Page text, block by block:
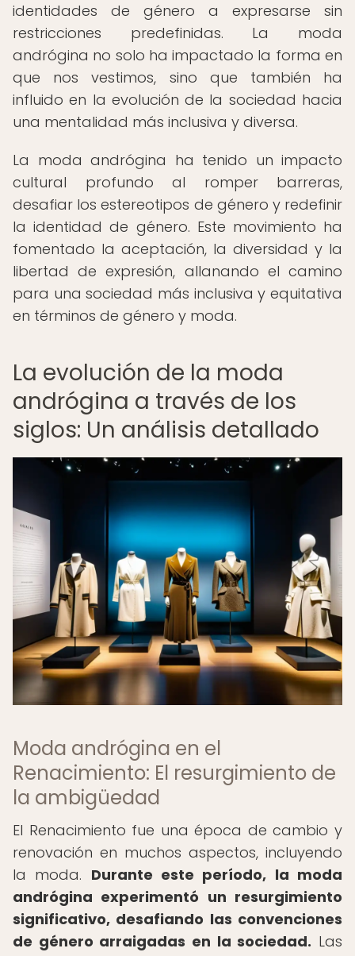
identidades de género a expresarse sin
restricciones predefinidas. La moda
andrógina no solo ha impactado la forma en
que nos vestimos, sino que también ha
influido en la evolución de la sociedad hacia
una mentalidad más inclusiva y diversa.
La moda andrógina ha tenido un impacto
cultural profundo al romper barreras,
desafiar los estereotipos de género y redefinir
la identidad de género. Este movimiento ha
fomentado la aceptación, la diversidad y la
libertad de expresión, allanando el camino
para una sociedad más inclusiva y equitativa
en términos de género y moda.
La evolución de la moda
andrógina a través de los
siglos: Un análisis detallado
Moda andrógina en el
Renacimiento: El resurgimiento de
la ambigüedad
El Renacimiento fue una época de cambio y
renovación en muchos aspectos, incluyendo
la moda. Durante este período, la moda
andrógina experimentó un resurgimiento
significativo, desafiando las convenciones
de género arraigadas en la sociedad. Las